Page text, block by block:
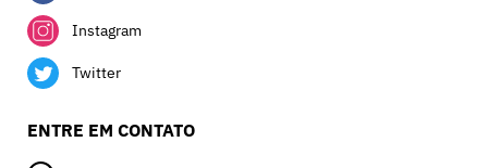
Instagram
Twitter
ENTRE EM CONTATO